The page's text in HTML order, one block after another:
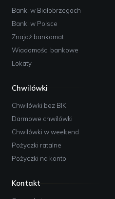
Banki w Białobrzegach
Banki w Polsce
Znajdź bankomat
Wiadomości bankowe
Lokaty
Chwilówki
Chwilówki bez BIK
Darmowe chwilówki
Chwilówki w weekend
Pożyczki ratalne
Pożyczki na konto
Kontakt